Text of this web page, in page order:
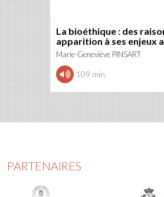
La bioéthique : des
apparition à ses enjeux
Marie-Geneviève PINSART
109 min.
PARTENAIRES